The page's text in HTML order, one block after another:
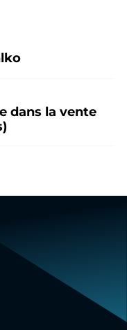
dans la vente